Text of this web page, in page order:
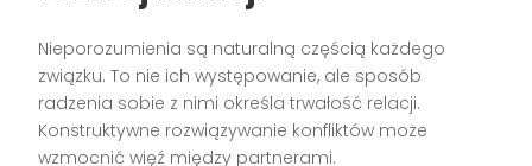
Nieporozumienia są naturalną częścią każdego
związku. To nie ich występowanie, ale sposób
radzenia sobie z nimi określa trwałość relacji.
Konstruktywne rozwiązywanie konfliktów może
wzmocnić więź między partnerami.